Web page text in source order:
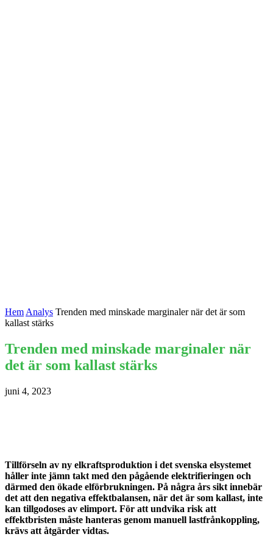
Hem Analys Trenden med minskade marginaler när det är som
kallast stärks
Trenden med minskade marginaler när
det är som kallast stärks
juni 4, 2023
Tillförseln av ny elkraftsproduktion i det svenska elsystemet
håller inte jämn takt med den pågående elektrifieringen och
därmed den ökade elförbrukningen. På några års sikt innebär
det att den negativa effektbalansen, när det är som kallast, inte
kan tillgodoses av elimport. För att undvika risk att
effektbristen måste hanteras genom manuell lastfrånkoppling,
krävs att åtgärder vidtas.